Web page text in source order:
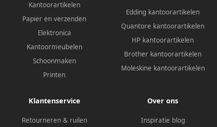
Kantoorartikelen
Papier en verzenden
Elektronica
Kantoormeubelen
Schoonmaken
Printen
Edding kantoorartikelen
Quantore kantoorartikelen
HP kantoorartikelen
Brother kantoorartikelen
Moleskine kantoorartikelen
Klantenservice
Retourneren & ruilen
Over ons
Inspiratie blog